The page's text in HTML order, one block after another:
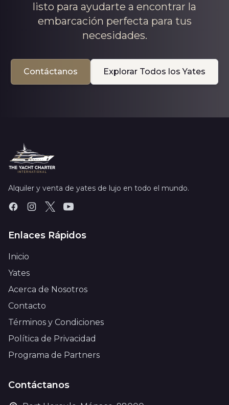
listo para ayudarte a encontrar la
embarcación perfecta para tus
necesidades.
Contáctanos Explorar Todos los Yates
Alquiler y venta de yates de lujo en todo el mundo.
Enlaces Rápidos
Inicio
Yates
Acerca de Nosotros
Contacto
Términos y Condiciones
Política de Privacidad
Programa de Partners
Contáctanos